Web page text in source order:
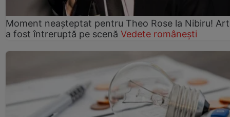
Moment neașteptat pentru Theo Rose la Nibiru!
a fost întreruptă pe scenă Vedete românești